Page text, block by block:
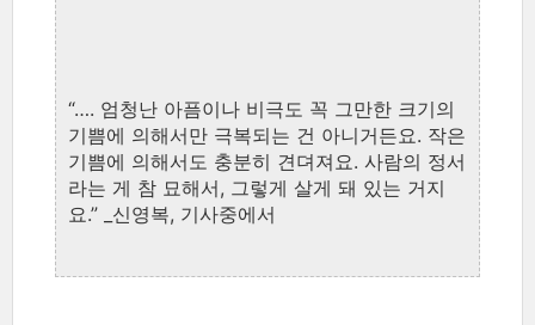
“…. 엄청난 아픔이나 비극도 꼭 그만한 크기의
기쁨에 의해서만 극복되는 건 아니거든요. 작은
기쁨에 의해서도 충분히 견뎌져요. 사람의 정서
라는 게 참 묘해서, 그렇게 살게 돼 있는 거지
요.” _ 신영복, 기사중에서